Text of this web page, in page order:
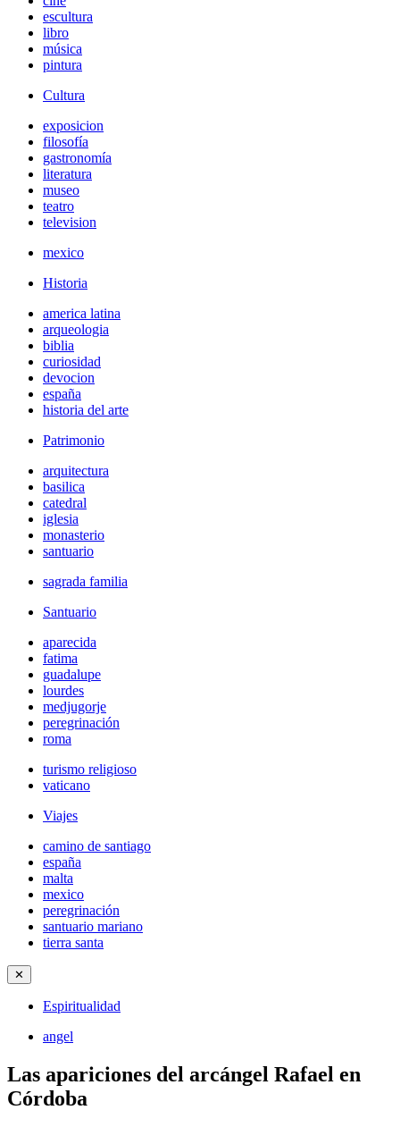
escultura
libro
música
pintura
Cultura
exposicion
filosofía
gastronomía
literatura
museo
teatro
television
mexico
Historia
america latina
arqueologia
biblia
curiosidad
devocion
españa
historia del arte
Patrimonio
arquitectura
basilica
catedral
iglesia
monasterio
santuario
sagrada familia
Santuario
aparecida
fatima
guadalupe
lourdes
medjugorje
peregrinación
roma
turismo religioso
vaticano
Viajes
camino de santiago
españa
malta
mexico
peregrinación
santuario mariano
tierra santa
✕
Espiritualidad
angel
Las apariciones del arcángel Rafael en
Córdoba